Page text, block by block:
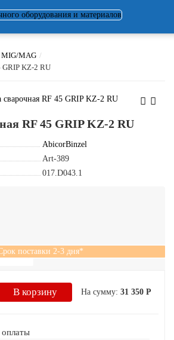
MIG/MAG
GRIP KZ-2 RU
поставки 2-3 дня*
RF 45 GRIP KZ-2 RU
AbicorBinzel
Art-389
017.D043.1
В корзину На сумму: 31 350 Р